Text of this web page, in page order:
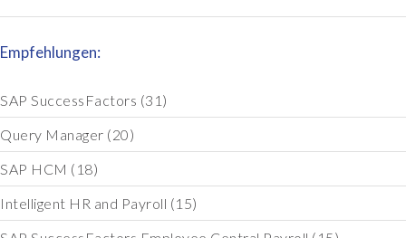
Empfehlungen:
SAP SuccessFactors (31)
Query Manager (20)
SAP HCM (18)
Intelligent HR and Payroll (15)